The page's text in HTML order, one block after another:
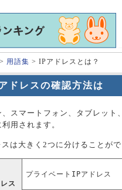
用語集 > IPアドレスとは？
ドレスの確認方法は
、スマートフォン、タブレット
用されます。
は大きく2つに分けることがで
ス
プライベートIPアドレス